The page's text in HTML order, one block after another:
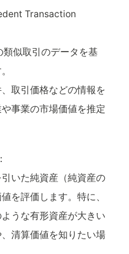
Transaction
似取引のデータを基
取引価格などの情報を
事業の市場価値を推定
いた純資産（純資産の
を評価します。特に、
うな有形資産が大きい
清算価値を知りたい場